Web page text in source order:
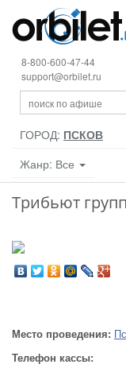
8-800-600-47-44
support@orbilet.ru
ГОРОД: ПСКОВ
Жанр: Все
Трибьют
Место проведения:
Телефон кассы: